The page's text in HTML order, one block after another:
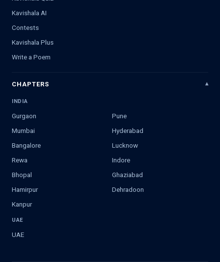
Kavishala AI
Contests
Kavishala Plus
Write a Poem
CHAPTERS
INDIA
Gurgaon
Pune
Mumbai
Hyderabad
Bangalore
Lucknow
Rewa
Indore
Bhopal
Ghaziabad
Hamirpur
Dehradoon
Kanpur
UAE
UAE